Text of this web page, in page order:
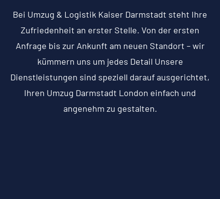
Bei Umzug & Logistik Kaiser Darmstadt steht Ihre
Zufriedenheit an erster Stelle. Von der ersten
Anfrage bis zur Ankunft am neuen Standort – wir
kümmern uns um jedes Detail Unsere
Dienstleistungen sind speziell darauf ausgerichtet,
Ihren Umzug Darmstadt London einfach und
angenehm zu gestalten.